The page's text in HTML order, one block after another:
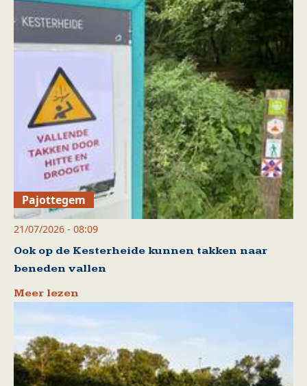
Pajottegem
21/07/2026 - 08:09
Ook op de Kesterheide kunnen takken naar
beneden vallen
Meer lezen